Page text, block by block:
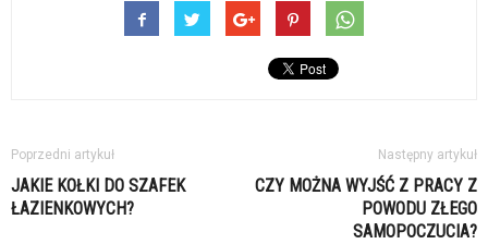
Poprzedni artykuł
JAKIE KOŁKI DO SZAFEK
ŁAZIENKOWYCH?
Następny artykuł
CZY MOŻNA WYJŚĆ Z PRACY Z
POWODU ZŁEGO
SAMOPOCZUCIA?